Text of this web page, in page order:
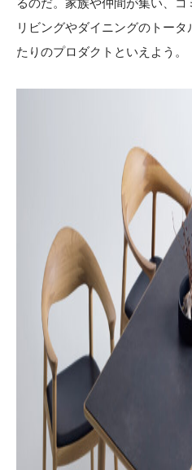
リビングやダイニングのトー
たりのプロダクトといえよう。